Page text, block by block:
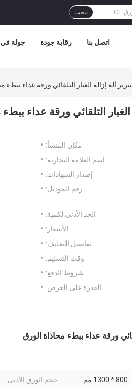
يبحث
جولة رقابة جودة اتصل بنا
مكان المنشأ:
اسم العلامة التجارية:
إصدار الشهادات:
رقم الموديل:
الحد الأدنى لكمية:
الأسعار:
تفاصيل التغليف:
وقت التسليم:
شروط الدفع:
القدرة على العرض:
800 * 1300 مم حجم الورق الأدنى: